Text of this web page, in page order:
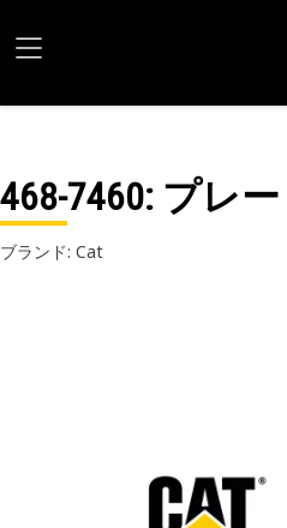
468-7460: プレー
ブランド: Cat